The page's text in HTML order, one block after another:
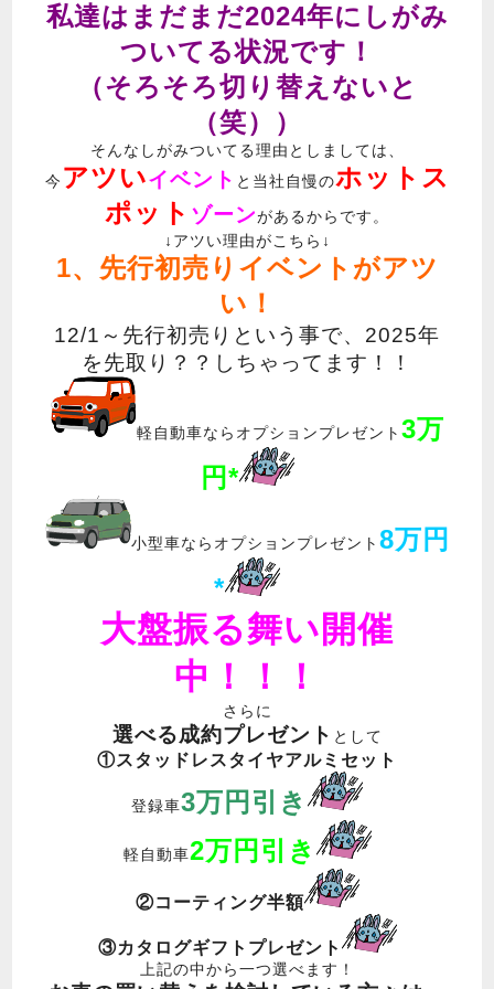
私達はまだまだ2024年にしがみ
ついてる状況です！
（そろそろ切り替えないと
（笑））
そんなしがみついてる理由としましては、
今 アツいイベント と当社自慢のホットス
ポット ゾーンがあるからです。
↓アツい理由がこちら↓
1、先行初売りイベントがアツ
い！
12/1～先行初売りという事で、2025年
を先取り？？しちゃってます！！
軽自動車ならオプションプレゼント 3万
円*
小型車ならオプションプレゼント 8万円
*
大盤振る舞い開催
中！！！
さらに
選べる成約プレゼント として
①スタッドレスタイヤアルミセット
登録車3万円引き
軽自動車2万円引き
②コーティング半額
③カタログギフトプレゼント
上記の中から一つ選べます！